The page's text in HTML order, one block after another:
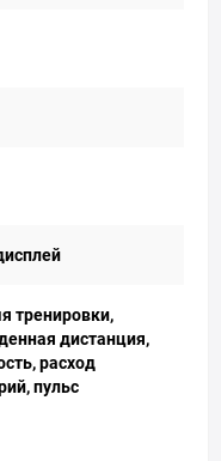
тренировки,
дистанция,
расход
пульс